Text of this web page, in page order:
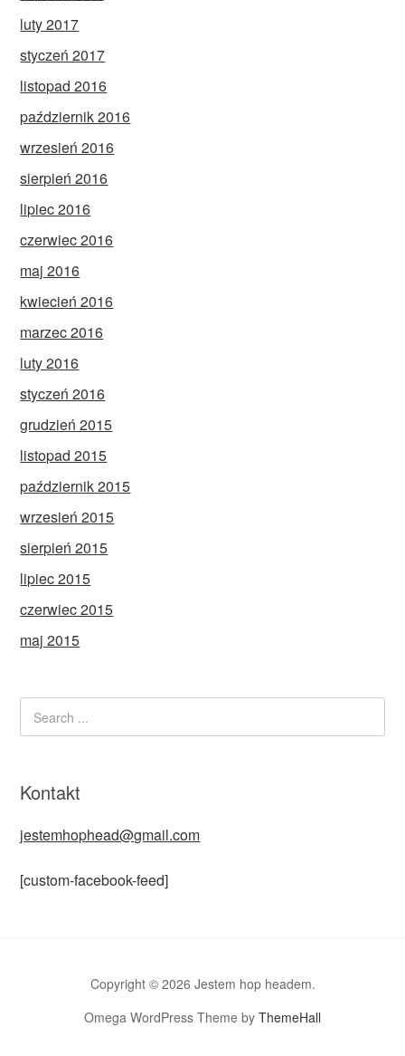
luty 2017
styczeń 2017
listopad 2016
październik 2016
wrzesień 2016
sierpień 2016
lipiec 2016
czerwiec 2016
maj 2016
kwiecień 2016
marzec 2016
luty 2016
styczeń 2016
grudzień 2015
listopad 2015
październik 2015
wrzesień 2015
sierpień 2015
lipiec 2015
czerwiec 2015
maj 2015
Kontakt
jestemhophead@gmail.com
[custom-facebook-feed]
Copyright © 2026 Jestem hop headem.
Omega WordPress Theme by ThemeHall